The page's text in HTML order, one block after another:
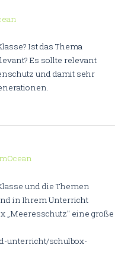
Ist das Thema
Es sollte relevant
und damit sehr
und die Themen
in Ihrem Unterricht
„Meeresschutz" eine große
unterricht/schulbox-